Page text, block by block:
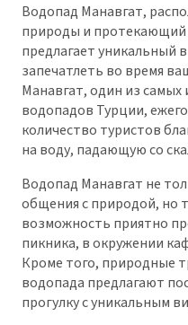
Водопад Манавгат,
природы и протекающий
предлагает уникальный
запечатлеть во время
Манавгат, один из самых
водопадов Турции,
количество туристов
на воду, падающую со
Водопад Манавгат не
общения с природой, но
возможность приятно
пикника, в окружении
Кроме того, природные
водопада предлагают
прогулку с уникальным